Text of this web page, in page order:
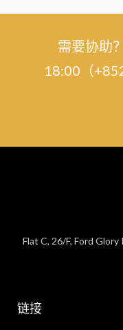
需要协助
18:00（
Flat C, 26/F, Ford
链接